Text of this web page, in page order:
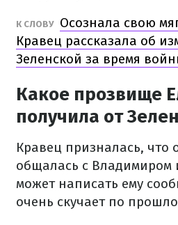
К СЛОВУ Осознала свою
Кравец рассказала об
Зеленской за время
Какое прозвище
получила от
Кравец призналась, что
общалась с Владимиром
может написать ему
очень скучает по